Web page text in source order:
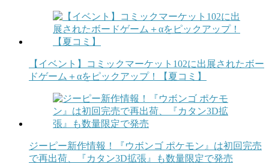
【イベント】コミックマーケット102に出展されたボー
ドゲーム＋αをピックアップ！【夏コミ】
ジーピー新作情報！『ウボンゴ ポケモン』は初回完売
で再出荷、『カタン3D拡張』も数量限定で発売